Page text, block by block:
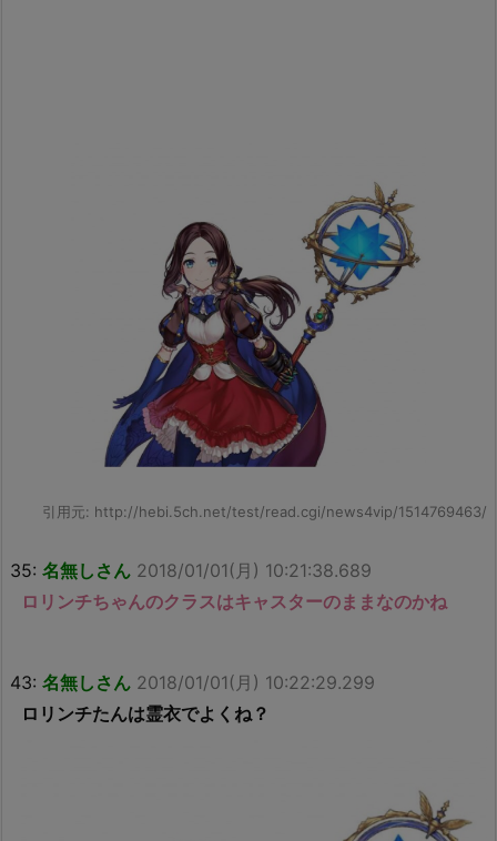
引用元: http://hebi.5ch.net/test/read.cgi/news4vip/1514769463/
35: 名無しさん 2018/01/01(月) 10:21:38.689
ロリンチちゃんのクラスはキャスターのままなのかね
43: 名無しさん 2018/01/01(月) 10:22:29.299
ロリンチたんは霊衣でよくね？